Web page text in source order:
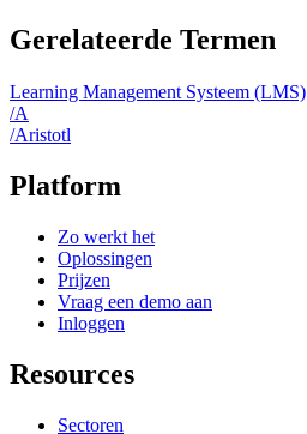
Gerelateerde Termen
Learning Management Systeem (LMS)
/A
/Aristotl
Platform
Zo werkt het
Oplossingen
Prijzen
Vraag een demo aan
Inloggen
Resources
Sectoren